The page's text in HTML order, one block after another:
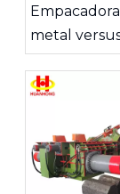
metal
máquina
operación?